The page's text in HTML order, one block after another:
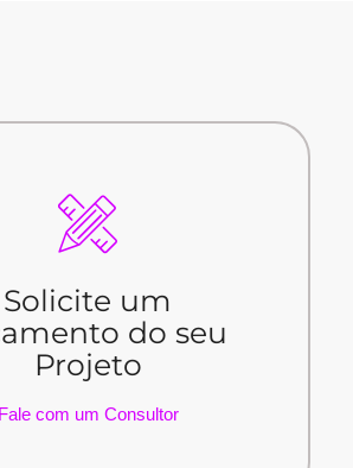
Solicite um
do seu
Projeto
Fale com um Consultor
Solicite um
do seu
Projeto
Fale com um Consultor